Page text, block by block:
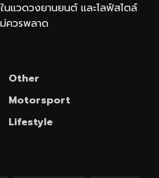
นแวดวงยานยนต์ และไลฟ์สไตล์
ควรพลาด
Other
Motorsport
Lifestyle